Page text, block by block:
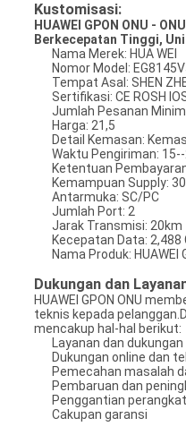
Kustomisasi:
HUAWEI GPON ONU -
Berkecepatan Tinggi,
Nama Merek: HUA WEI
Nomor Model:
Tempat Asal: SHEN
Sertifikasi: CE ROSH
Jumlah Pesanan
Harga: 21,5
Detail Kemasan:
Waktu Pengiriman:
Ketentuan
Kemampuan Supply:
Antarmuka: SC/PC
Jumlah Port: 2
Jarak Transmisi: 20km
Kecepatan Data:
Nama Produk: HUAWEI
Dukungan dan
HUAWEI GPON ONU
teknis kepada
mencakup hal-hal berikut:
Layanan dan
Dukungan online dan
Pemecahan masalah
Pembaruan dan
Penggantian
Cakupan garansi